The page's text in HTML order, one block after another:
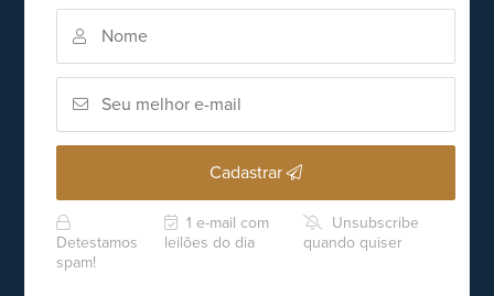
Cadastrar
Detestamos
spam!
1 e-mail com
leilões do dia
Unsubscribe
quando quiser